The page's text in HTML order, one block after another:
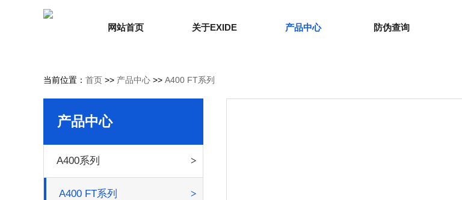
网站首页 关于EXIDE 产品中心 防伪查询
当前位置： 首页 >> 产品中心 >> A400 FT系列
产品中心
A400系列
A400 FT系列